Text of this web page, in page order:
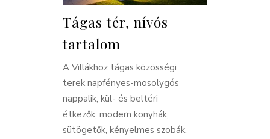
Tágas tér, nívós
tartalom
A Villákhoz tágas közösségi
terek napfényes-mosolygós
nappalik, kül- és beltéri
étkezők, modern konyhák,
sütögetők, kényelmes szobák,